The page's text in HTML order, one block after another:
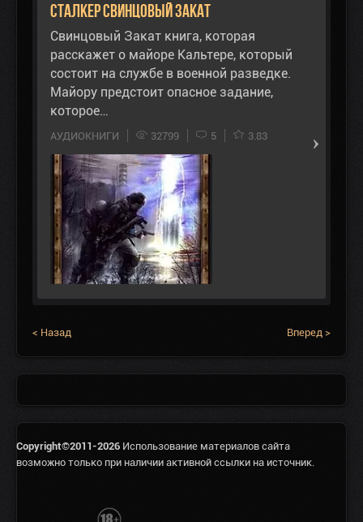
Сталкер Свинцовый Закат
Свинцовый Закат книга, которая
расскажет о майоре Кальтере, который
состоит на службе в военной разведке.
Майору предстоит опасное задание,
которое…
АУДИОКНИГИ 32799 5 3.83
< Назад Вперед >
Copyright©2011-2026 Использование материалов сайта
возможно только при наличии активной ссылки на источник.